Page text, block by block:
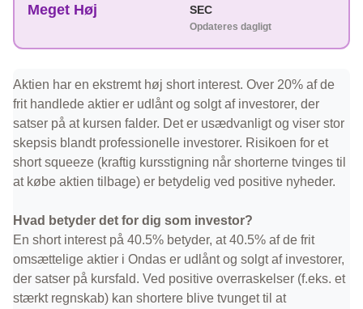
Meget Høj SEC
Opdateres dagligt
Aktien har en ekstremt høj short interest. Over 20% af de
frit handlede aktier er udlånt og solgt af investorer, der
satser på at kursen falder. Det er usædvanligt og viser stor
skepsis blandt professionelle investorer. Risikoen for et
short squeeze (kraftig kursstigning når shorterne tvinges til
at købe aktien tilbage) er betydelig ved positive nyheder.
Hvad betyder det for dig som investor?
En short interest på 40.5% betyder, at 40.5% af de frit
omsættelige aktier i Ondas er udlånt og solgt af investorer,
der satser på kursfald. Ved positive overraskelser (f.eks. et
stærkt regnskab) kan shortere blive tvunget til at